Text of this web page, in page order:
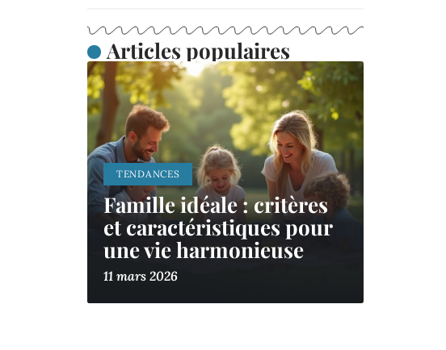
Articles populaires
TENDANCES
Famille idéale : critères
et caractéristiques pour
une vie harmonieuse
11 mars 2026